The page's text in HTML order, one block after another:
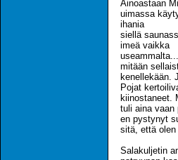
Ainoastaan
uimassa
ihania
siellä
imeä vaikka
mitään
kenellekään.
Pojat
kiinostaneet.
tuli aina vaan
en pystynyt
sitä, että olen
Salakuljetin